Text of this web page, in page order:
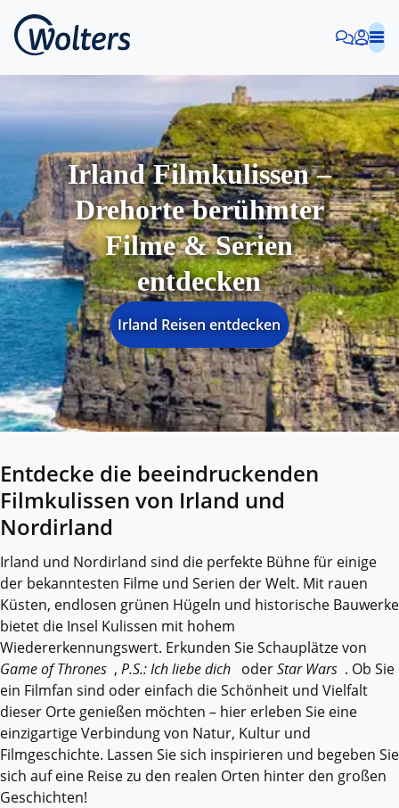
Irland Filmkulissen –
Drehorte berühmter
Filme & Serien
entdecken
Irland Reisen entdecken
Entdecke die beeindruckenden
Filmkulissen von Irland und
Nordirland
Irland und Nordirland sind die perfekte Bühne für einige
der bekanntesten Filme und Serien der Welt. Mit rauen
Küsten, endlosen grünen Hügeln und historische Bauwerke
bietet die Insel Kulissen mit hohem
Wiedererkennungswert. Erkunden Sie Schauplätze von
Game of Thrones , P.S.: Ich liebe dich oderStar Wars . Ob Sie
ein Filmfan sind oder einfach die Schönheit und Vielfalt
dieser Orte genießen möchten – hier erleben Sie eine
einzigartige Verbindung von Natur, Kultur und
Filmgeschichte. Lassen Sie sich inspirieren und begeben Sie
sich auf eine Reise zu den realen Orten hinter den großen
Geschichten!